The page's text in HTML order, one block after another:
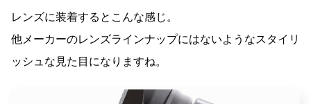
レンズに装着するとこんな感じ。
他メーカーのレンズラインナップにはないようなスタイリ
ッシュな見た目になりますね。